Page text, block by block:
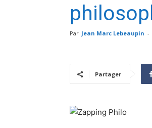
Par Jean Marc Lebeaupin -
Partager